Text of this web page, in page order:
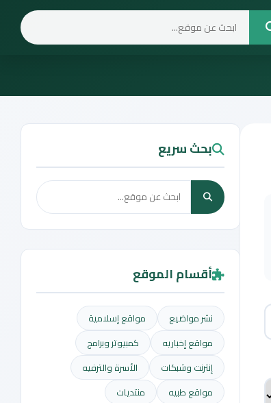
بحث سريع
أقسام الموقع
نشر مواضيع
مواقع إسلامية
مواقع إخباريه
كمبيوتر وبرامج
إنترنت وشبكات
الأسرة والترفيه
مواقع طبيه
منتديات